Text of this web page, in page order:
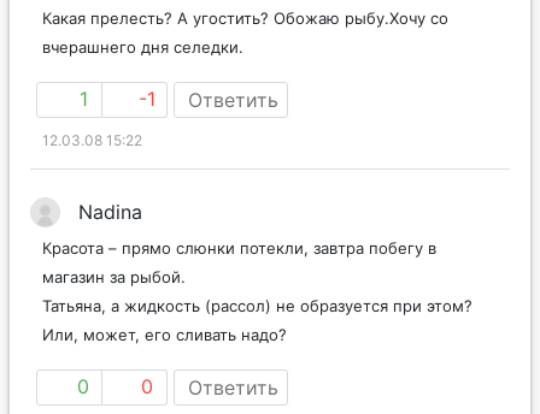
Какая прелесть? А угостить? Обожаю рыбу.Хочу со
вчерашнего дня селедки.
1 -1 Ответить
12.03.08 15:22
Nadina
Красота – прямо слюнки потекли, завтра побегу в
магазин за рыбой.
Татьяна, а жидкость (рассол) не образуется при этом?
Или, может, его сливать надо?
0 0 Ответить